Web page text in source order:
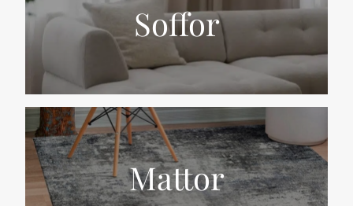
Soffor
Mattor